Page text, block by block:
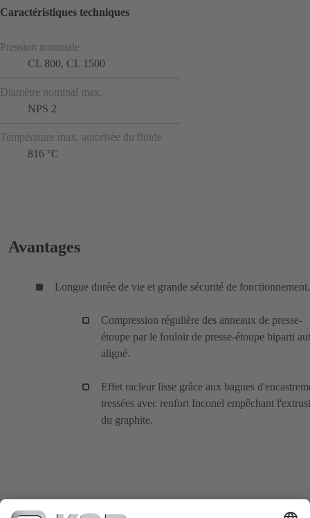
Caractéristiques techniques
Pression nominale
CL 800, CL 1500
Diamètre nominal max.
NPS 2
Température max. autorisée du fluide
816 °C
Avantages
Longue durée de vie et grande sécurité de fonctionnement.
Compression régulière des anneaux de presse-
étoupe par le fouloir de presse-étoupe biparti
aligné.
Effet racleur lisse grâce aux bagues
tressées avec renfort Inconel empêchant
du graphite.